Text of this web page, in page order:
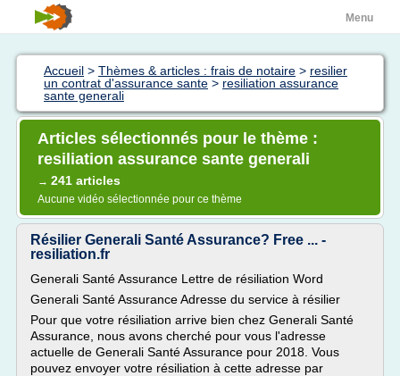
Menu
Accueil > Thèmes & articles : frais de notaire > resilier
un contrat d'assurance sante > resiliation assurance
sante generali
Articles sélectionnés pour le thème :
resiliation assurance sante generali
→ 241 articles
Aucune vidéo sélectionnée pour ce thème
Résilier Generali Santé Assurance? Free ... -
resiliation.fr
Generali Santé Assurance Lettre de résiliation Word
Generali Santé Assurance Adresse du service à résilier
Pour que votre résiliation arrive bien chez Generali Santé
Assurance, nous avons cherché pour vous l'adresse
actuelle de Generali Santé Assurance pour 2018. Vous
pouvez envoyer votre résiliation à cette adresse par